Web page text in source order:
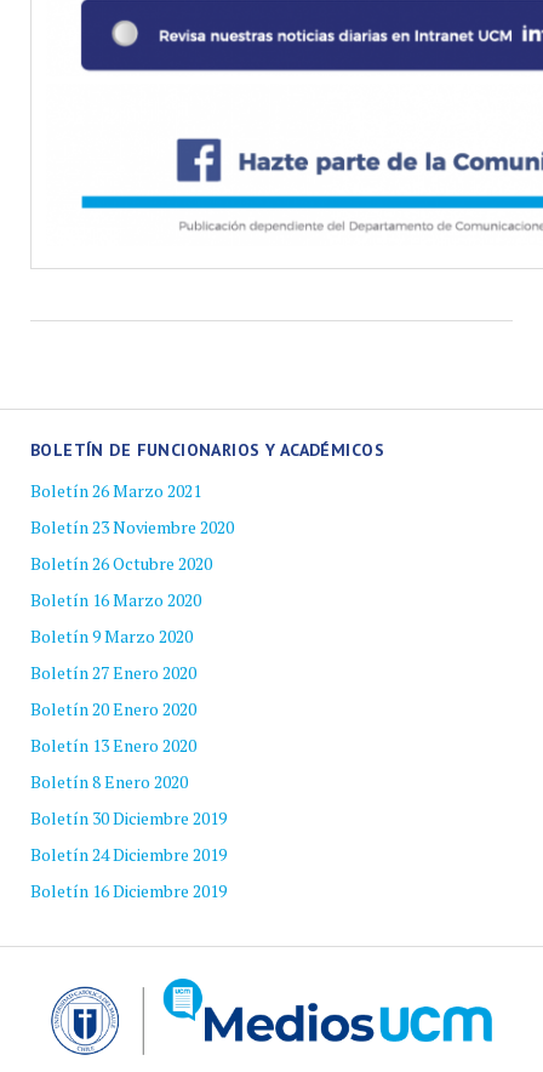
BOLETÍN DE FUNCIONARIOS Y ACADÉMICOS
Boletín 26 Marzo 2021
Boletín 23 Noviembre 2020
Boletín 26 Octubre 2020
Boletín 16 Marzo 2020
Boletín 9 Marzo 2020
Boletín 27 Enero 2020
Boletín 20 Enero 2020
Boletín 13 Enero 2020
Boletín 8 Enero 2020
Boletín 30 Diciembre 2019
Boletín 24 Diciembre 2019
Boletín 16 Diciembre 2019